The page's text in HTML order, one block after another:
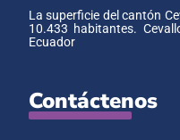
La superficie del cantón
10.433 habitantes.
Ecuador
Contáctenos